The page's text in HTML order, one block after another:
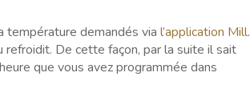
température demandés via l’application Mill.
De cette façon, par la suite il sait
que vous avez programmée dans